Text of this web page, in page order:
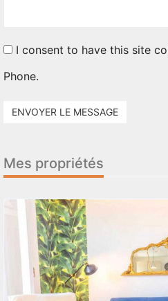
I consent to have this site
Phone.
ENVOYER LE MESSAGE
Mes propriétés